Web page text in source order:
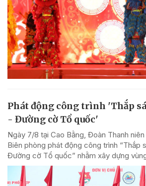
Phát động công trình 'Thắp
- Đường cờ Tổ quốc'
Ngày 7/8 tại Cao Bằng, Đoàn Thanh
Biên phòng phát động công trình “Thắp
Đường cờ Tổ quốc” nhằm xây dựng